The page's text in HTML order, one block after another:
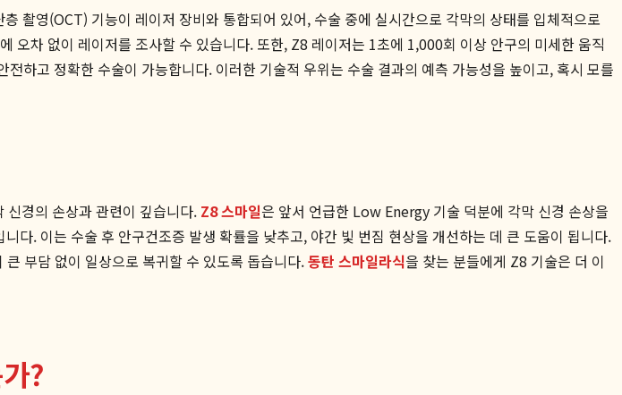
촬영(OCT) 기능이 레이저 장비와 통합되어 있어, 수술 중에 실시간으로 각막의 상태를 입체적으로
오차 없이 레이저를 조사할 수 있습니다. 또한, Z8 레이저는 1초에 1,000회 이상 안구의 미세한 움직
하고 정확한 수술이 가능합니다. 이러한 기술적 우위는 수술 결과의 예측 가능성을 높이고, 혹시 모를
경의 손상과 관련이 깊습니다. Z8 스마일은 앞서 언급한 Low Energy 기술 덕분에 각막 신경 손상을
다. 이는 수술 후 안구건조증 발생 확률을 낮추고, 야간 빛 번짐 현상을 개선하는 데 큰 도움이 됩니다.
부담 없이 일상으로 복귀할 수 있도록 돕습니다.동탄 스마일라식을 찾는 분들에게 Z8 기술은 더 이
?